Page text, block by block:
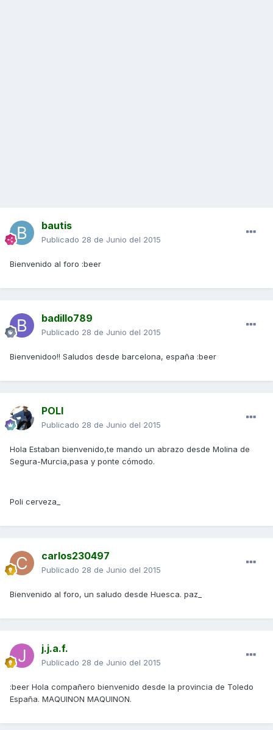
bautis
Publicado 28 de Junio del 2015
Bienvenido al foro :beer
badillo789
Publicado 28 de Junio del 2015
Bienvenidoo!! Saludos desde barcelona, españa :beer
POLI
Publicado 28 de Junio del 2015
Hola Estaban bienvenido,te mando un abrazo desde Molina de
Segura-Murcia,pasa y ponte cómodo.
Poli cerveza_
carlos230497
Publicado 28 de Junio del 2015
Bienvenido al foro, un saludo desde Huesca. paz_
j.j.a.f.
Publicado 28 de Junio del 2015
:beer Hola compañero bienvenido desde la provincia de Toledo
España. MAQUINON MAQUINON.